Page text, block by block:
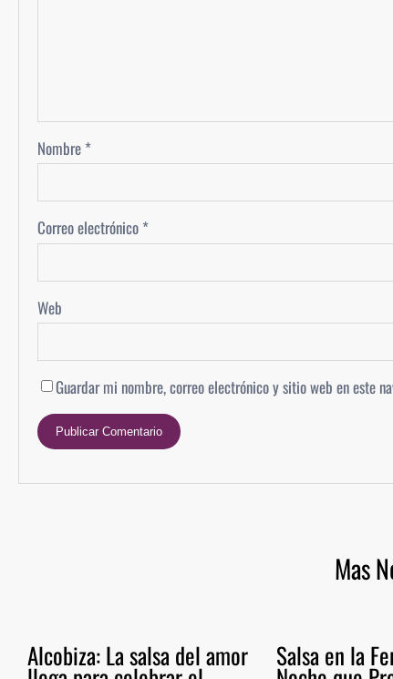
Nombre *
Correo electrónico *
Web
Guardar mi nombre, correo electrónico y sitio web en este
Mas
Alcobiza: La salsa del amor Salsa en la